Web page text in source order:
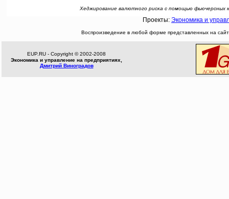
Хеджирование валютного риска с помощью
Проекты: Экономика и
Воспроизведение в любой форме представленных на
EUP.RU - Copyright © 2002-2008
Экономика и управление на предприятиях,
Дмитрий Виноградов